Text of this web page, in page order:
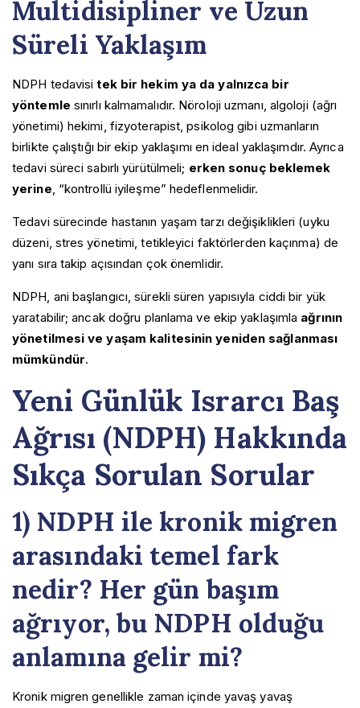
Multidisipliner ve Uzun
Süreli Yaklaşım
NDPH tedavisitek bir hekim ya da yalnızca bir
yöntemle sınırlı kalmamalıdır. Nöroloji uzmanı, algoloji (ağrı
yönetimi) hekimi, fizyoterapist, psikolog gibi uzmanların
birlikte çalıştığı bir ekip yaklaşımı en ideal yaklaşımdır. Ayrıca
tedavi süreci sabırlı yürütülmeli; erken sonuç beklemek
yerine , “kontrollü iyileşme” hedeflenmelidir.
Tedavi sürecinde hastanın yaşam tarzı değişiklikleri (uyku
düzeni, stres yönetimi, tetikleyici faktörlerden kaçınma) de
yanı sıra takip açısından çok önemlidir.
NDPH, ani başlangıcı, sürekli süren yapısıyla ciddi bir yük
yaratabilir; ancak doğru planlama ve ekip yaklaşımla ağrının
yönetilmesi ve yaşam kalitesinin yeniden sağlanması
mümkündür.
Yeni Günlük Israrcı Baş
Ağrısı (NDPH) Hakkında
Sıkça Sorulan Sorular
1) NDPH ile kronik migren
arasındaki temel fark
nedir? Her gün başım
ağrıyor, bu NDPH olduğu
anlamına gelir mi?
Kronik migren genellikle zaman içinde yavaş yavaş